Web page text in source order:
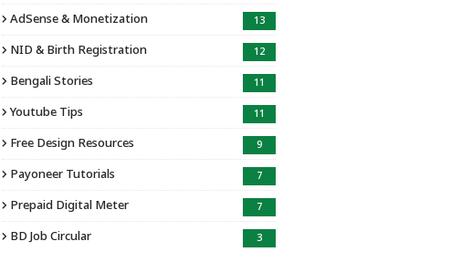
AdSense & Monetization 13
NID & Birth Registration 12
Bengali Stories 11
Youtube Tips 11
Free Design Resources 9
Payoneer Tutorials 7
Prepaid Digital Meter 7
BD Job Circular 3